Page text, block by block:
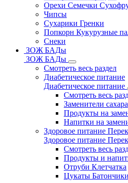
Орехи Семечки
Чипсы
Сухарики Гренки
Попкорн Кукурузные
Снеки
ЗОЖ БАДы
ЗОЖ БАДы
Смотреть весь раздел
Диабетическое питание
Диабетическое питание
Смотреть весь
Заменители сахара
Продукты на
Напитки на
Здоровое питание
Здоровое питание
Смотреть весь
Продукты и
Отруби Клетчатка
Цукаты